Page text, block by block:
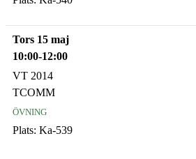
Tors 15 maj
10:00-12:00
VT 2014
TCOMM
övning
Plats: Ka-539